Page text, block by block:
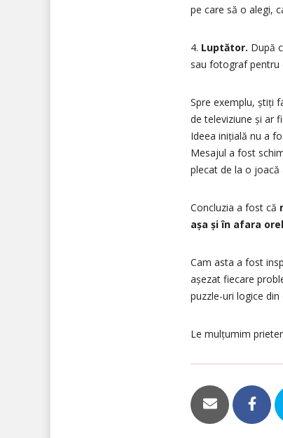
pe care să o alegi,
4. Luptător. După
sau fotograf pentru
Spre exemplu, știți
de televiziune și ar
Ideea inițială nu a
Mesajul a fost
plecat de la o joacă
Concluzia a fost că
așa și în afara
Cam asta a fost
așezat fiecare
puzzle-uri logice
Le mulțumim